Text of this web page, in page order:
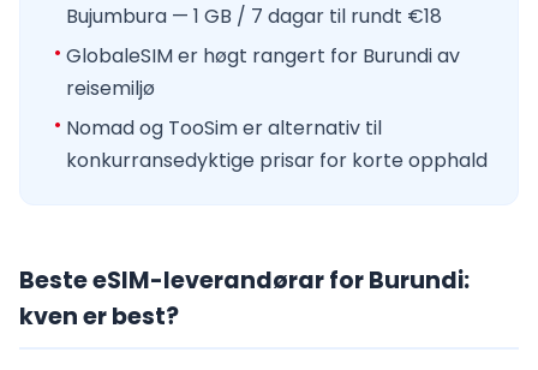
Bujumbura — 1 GB / 7 dagar til rundt €18
GlobaleSIM er høgt rangert for Burundi av
reisemiljø
Nomad og TooSim er alternativ til
konkurransedyktige prisar for korte opphald
Beste eSIM-leverandørar for Burundi:
kven er best?